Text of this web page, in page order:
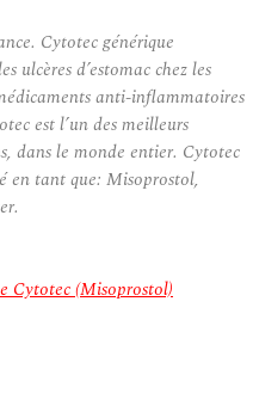
Cytotec générique
ulcères d’estomac chez les
anti-inflammatoires
est l’un des meilleurs
dans le monde entier. Cytotec
en tant que: Misoprostol,
Cytotec (Misoprostol)